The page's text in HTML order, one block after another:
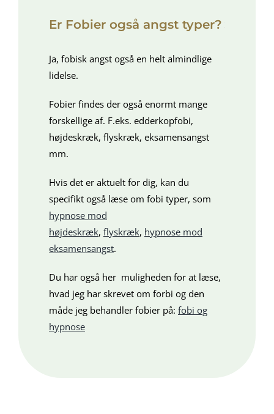
Er Fobier også angst typer?
Ja, fobisk angst også en helt almindlige
lidelse.
Fobier findes der også enormt mange
forskellige af. F.eks. edderkopfobi,
højdeskræk, flyskræk, eksamensangst
mm.
Hvis det er aktuelt for dig, kan du
specifikt også læse om fobi typer, som
hypnose mod
højdeskræk, flyskræk, hypnose mod
eksamensangst.
Du har også her muligheden for at læse,
hvad jeg har skrevet om forbi og den
måde jeg behandler fobier på: fobi og
hypnose